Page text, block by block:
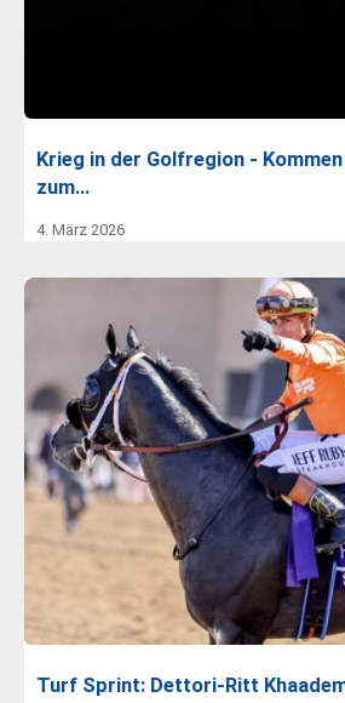
Krieg in der Golfregion -
zum…
4. März 2026
Turf Sprint: Dettori-Ritt